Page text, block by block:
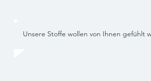
Unsere Stoffe wollen von Ihnen gefühlt